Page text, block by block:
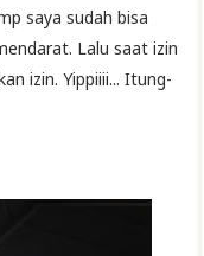
saya sudah bisa
Lalu saat izin
izin. Yippiiii... Itung-